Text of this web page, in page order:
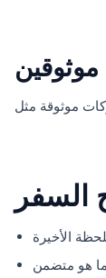
السفر
الأخيرة
هو متضمن